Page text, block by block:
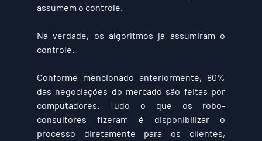
assumem o controle.
Na verdade, os algoritmos já assumiram o
controle.
Conforme mencionado anteriormente, 80%
das negociações do mercado são feitas por
computadores. Tudo o que os robo-
consultores fizeram é disponibilizar o
processo diretamente para os clientes,